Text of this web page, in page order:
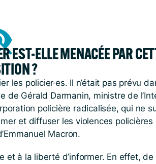
EST-ELLE MENACÉE PAR
?
les policier·es. Il n’était pas prévu
de Gérald Darmanin, ministre de
policière radicalisée, qui ne
et diffuser les violences policières
Macron.
et à la liberté d’informer. En effet, de